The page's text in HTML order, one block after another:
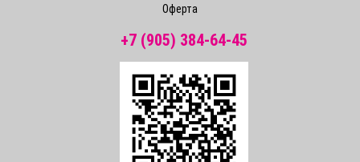
Оферта
+7 (905) 384-64-45